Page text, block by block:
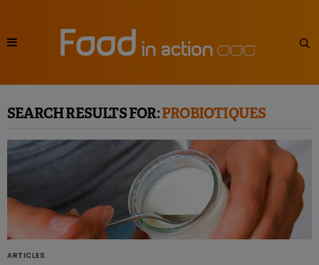
SEARCH RESULTS FOR:PROBIOTIQUES
ARTICLES